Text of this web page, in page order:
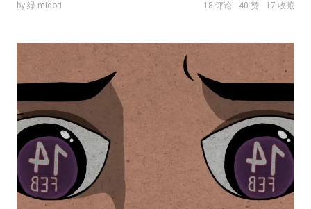
by 緑 midori 18 评论 40 赞 17 收藏